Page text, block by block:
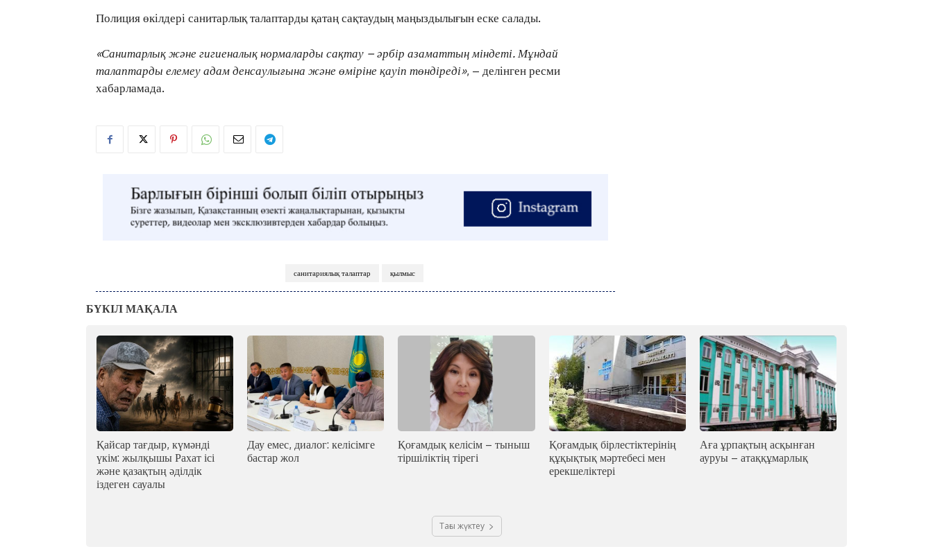
КӨЗҚАРАС
СҰХБАТ
АРНАЙЫ ЖОБА
Полиция өкілдері санитарлық талаптарды қатаң сақтаудың маңыздылығын еске салады.
«Санитарлық және гигиеналық нормаларды сақтау – әрбір азаматтың міндеті. Мұндай
талаптарды елемеу адам денсаулығына және өміріне қауіп төндіреді», – делінген ресми
хабарламада.
санитариялық талаптар қылмыс
БҮКІЛ МАҚАЛА
Қайсар тағдыр, күмәнді
үкім: жылқышы Рахат ісі
және қазақтың әділдік
іздеген сауалы
Дау емес, диалог: келісімге
бастар жол
Қоғамдық келісім – тыныш
тіршіліктің тірегі
Қоғамдық бірлестіктерінің
құқықтық мәртебесі мен
ерекшеліктері
Аға ұрпақтың асқынған
ауруы – атаққұмарлық
Тағы жүктеу